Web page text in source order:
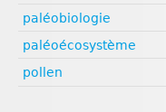
paléobiologie
paléoécosystème
pollen